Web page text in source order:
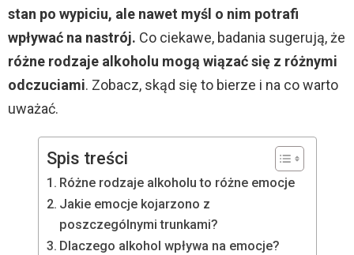
stan po wypiciu, ale nawet myśl o nim potrafi
wpływać na nastrój. Co ciekawe, badania sugerują, że
różne rodzaje alkoholu mogą wiązać się z różnymi
odczuciami. Zobacz, skąd się to bierze i na co warto
uważać.
Spis treści
Różne rodzaje alkoholu to różne emocje
Jakie emocje kojarzono z
poszczególnymi trunkami?
Dlaczego alkohol wpływa na emocje?